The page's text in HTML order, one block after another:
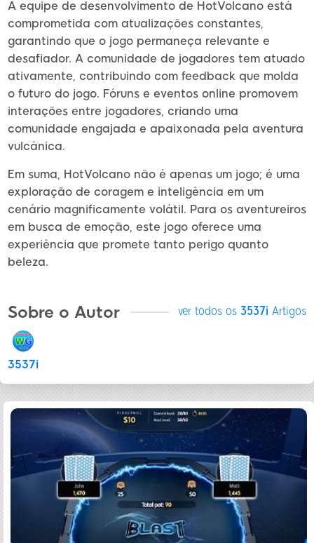
A equipe de desenvolvimento de HotVolcano está
comprometida com atualizações constantes,
garantindo que o jogo permaneça relevante e
desafiador. A comunidade de jogadores tem atuado
ativamente, contribuindo com feedback que molda
o futuro do jogo. Fóruns e eventos online promovem
interações entre jogadores, criando uma
comunidade engajada e apaixonada pela aventura
vulcânica.
Em suma, HotVolcano não é apenas um jogo; é uma
exploração de coragem e inteligência em um
cenário magnificamente volátil. Para os aventureiros
em busca de emoção, este jogo oferece uma
experiência que promete tanto perigo quanto
beleza.
Sobre o Autor ver todos os 3537i Artigos
3537i